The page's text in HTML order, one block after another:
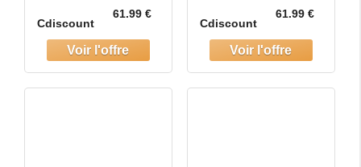
Vert Tissu
fauteuil bureau
confort
ergonomique des
Cdiscount
61.99 €
Bleu Tissu
fauteuil bureau
confort
ergonomique des
Cdiscount
61.99 €